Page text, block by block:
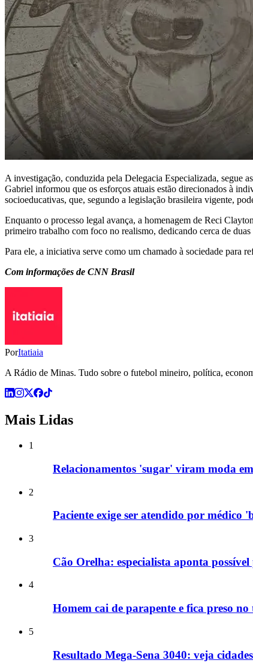
A investigação, conduzida pela Delegacia Especializada, segue
Gabriel informou que os esforços atuais estão direcionados à
socioeducativas, que, segundo a legislação brasileira vigente,
Enquanto o processo legal avança, a homenagem de Reci
primeiro trabalho com foco no realismo, dedicando cerca de
Para ele, a iniciativa serve como um chamado à sociedade para
Com informações de CNN Brasil
PorItatiaia
A Rádio de Minas. Tudo sobre o futebol mineiro, política,
Mais Lidas
1
Relacionamentos 'sugar' viram moda
2
Paciente exige ser atendido por médico
3
Cão Orelha: especialista aponta
4
Homem cai de parapente e fica preso
5
Resultado Mega-Sena 3040: veja